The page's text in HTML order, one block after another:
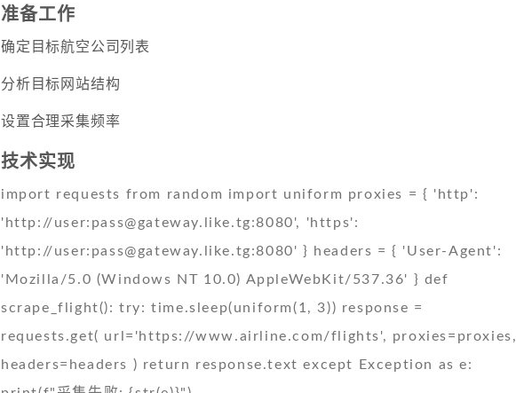
准备工作
确定目标航空公司列表
分析目标网站结构
设置合理采集频率
技术实现
import requests from random import uniform proxies = { 'http':
'http://user: pass@gateway.like.tg:8080', 'https':
'http://user: pass@gateway.like.tg:8080' } headers = { 'User-Agent':
'Mozilla/5.0 (Windows NT 10.0) AppleWebKit/537.36' } def
scrape_flight(): try: time.sleep(uniform(1, 3)) response =
requests.get( url='https://www.airline.com/flights', proxies=proxies,
headers=headers ) return response.text except Exception as e: